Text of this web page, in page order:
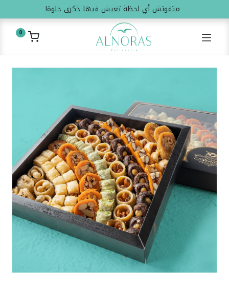
متفوتش أي لحظة تعيش فيها ذكرى حلوة!
0